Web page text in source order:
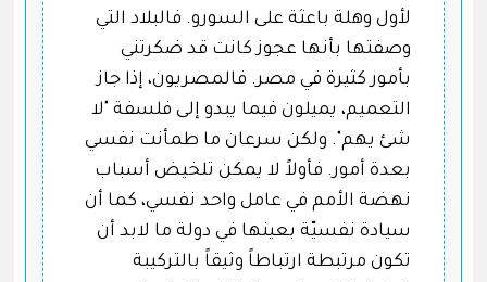
لأول وهلة باعثة على السورو. فالبلاد التي
وصفتها بأنها عجوز كانت قد ضكرتني
بأمور كثيرة في مصر. فالمصريون، إذا جاز
التعميم، يميلون فيما يبدو إلى فلسفة "لا
شئ يهم". ولكن سرعان ما طمأنت نفسي
بعدة أمور. فأولاً لا يمكن تلخيض أسباب
نهضة الأمم في عامل واحد نفسي، كما أن
سيادة نفسيّة بعينها في دولة ما لابد أن
تكون مرتبطة ارتباطاً وثيقاً بالتركيبة